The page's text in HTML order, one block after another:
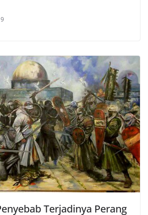
Terjadinya Perang